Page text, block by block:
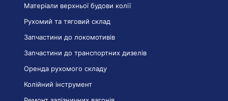
Матеріали верхньої будови колії
Рухомий та тяговий склад
Запчастини до локомотивів
Запчастини до транспортних дизелів
Оренда рухомого складу
Колійний інструмент